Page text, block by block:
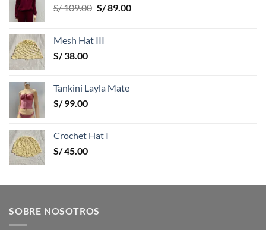
S/109.00 El
era:
S/89.00El
Mesh Hat III
S/38.00
Tankini Layla Mate
S/99.00
Crochet Hat I
S/45.00
SOBRE NOSOTROS